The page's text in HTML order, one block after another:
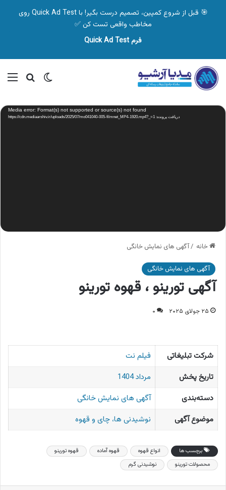
🎯 قبل از شروع کمپین، تصمیم درست بگیر! با Quick Ad Test روی
مخاطب واقعی تست کن ✅
فرم Quick Ad Test
تغییر پوسته
نمایشگر
ویدیو Media error: Format(s) not supported or source(s) not found
دریافت پرونده: https://cdn.mediaarshiv.ir/uploads/2025/07/mo041040-005-filmnet_MP4-1920.mp4?_=1
خانه /آگهی های نمایش خانگی
آگهی های نمایش خانگی
آگهی تورینو ، قهوه تورینو
۲۵ جولای ۲۰۲۵ ۰
شرکت تبلیغاتی
فیلم نت
تاریخ پخش
مرداد 1404
دسته‌بندی
آگهی های نمایش خانگی
موضوع آگهی
نوشیدنی ها، چای و قهوه
برچسب ها انواع قهوه قهوه آماده
قهوه تورینو
محصولات تورینو
نوشیدنی گرم